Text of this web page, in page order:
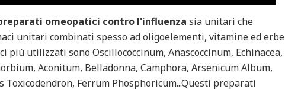
omeopatici contro l'influenza sia unitari che
unitari combinati spesso ad oligoelementi, vitamine ed erbe
più utilizzati sono Oscillococcinum, Anascoccinum, Echinacea,
Aconitum, Belladonna, Camphora, Arsenicum Album,
Toxicodendron, Ferrum Phosphoricum...Questi preparati